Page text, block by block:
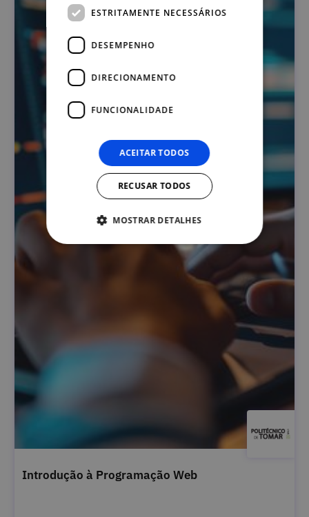
Introdução à Programação Web
ESTRITAMENTE NECESSÁRIOS
DESEMPENHO
DIRECIONAMENTO
FUNCIONALIDADE
ACEITAR TODOS
RECUSAR TODOS
MOSTRAR DETALHES